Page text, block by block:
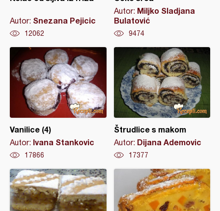
Autor: Snezana Pejicic
12062
Autor: Miljko Sladjana
Bulatović
9474
Vanilice (4)
Autor: Ivana Stankovic
17866
Štrudlice s makom
Autor: Dijana Ademovic
17377